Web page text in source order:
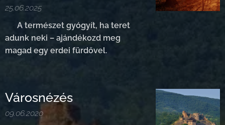
25.06.2025
A természet gyógyít, ha teret
adunk neki – ajándékozd meg
magad egy erdei fürdővel.
Városnézés
09.06.2020